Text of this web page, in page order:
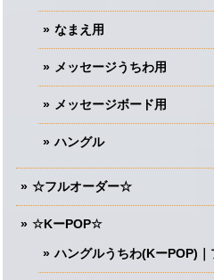
なまえ用
メッセージうちわ用
メッセージボード用
ハングル
☆フルオーダー☆
☆KーPOP☆
ハングルうちわ(KーPOP)